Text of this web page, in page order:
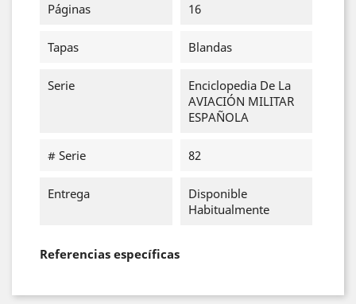
Páginas 16
Tapas Blandas
Serie
Enciclopedia De La
AVIACIÓN MILITAR
ESPAÑOLA
# Serie 82
Entrega
Disponible
Habitualmente
Referencias específicas